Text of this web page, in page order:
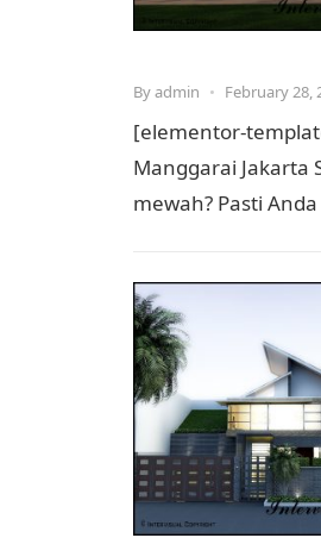
Byadmin • February 28,
[elementor-
Manggarai Jakarta
mewah? Pasti